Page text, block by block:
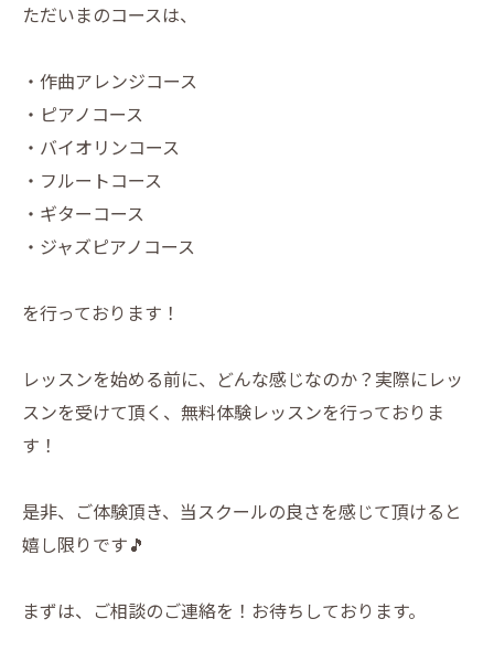
ただいまのコースは、
・作曲アレンジコース
・ピアノコース
・バイオリンコース
・フルートコース
・ギターコース
・ジャズピアノコース
を行っております！
レッスンを始める前に、どんな感じなのか？実際にレッ
スンを受けて頂く、無料体験レッスンを行っておりま
す！
是非、ご体験頂き、当スクールの良さを感じて頂けると
嬉し限りです🎵
まずは、ご相談のご連絡を！お待ちしております。